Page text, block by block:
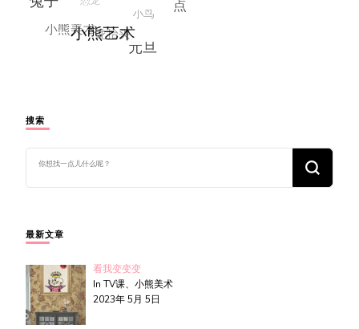
搜索
么
吗?
最新文章
看我变变变
In TV课、小熊美术
2023年 5月 5日